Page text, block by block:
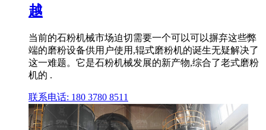
越
当前的石粉机械市场迫切需要一个可以可以摒弃这些弊
端的磨粉设备供用户使用,辊式磨粉机的诞生无疑解决了
这一难题。它是石粉机械发展的新产物,综合了老式磨粉
机的 .
联系电话: 180 3780 8511